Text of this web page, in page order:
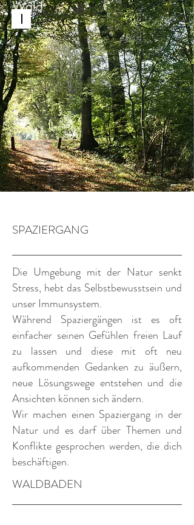
Nadine Meier
Wald
SPAZIERGANG
Die Umgebung mit der Natur senkt
Stress, hebt das Selbstbewusstsein und
unser Immunsystem.
Während Spaziergängen ist es oft
einfacher seinen Gefühlen freien Lauf
zu lassen und diese mit oft neu
aufkommenden Gedanken zu äußern,
neue Lösungswege entstehen und die
Ansichten können sich ändern.
Wir machen einen Spaziergang in der
Natur und es darf über Themen und
Konflikte gesprochen werden, die dich
beschäftigen.
WALDBADEN